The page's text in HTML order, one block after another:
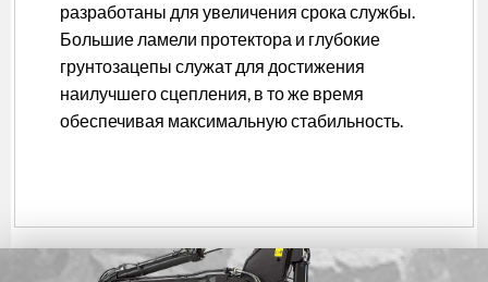
разработаны для увеличения срока службы.
Большие ламели протектора и глубокие
грунтозацепы служат для достижения
наилучшего сцепления, в то же время
обеспечивая максимальную стабильность.